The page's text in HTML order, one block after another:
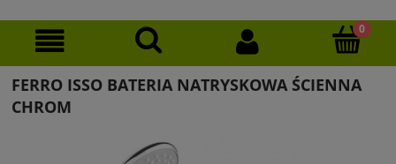
FERRO ISSO BATERIA NATRYSKOWA ŚCIENNA
CHROM